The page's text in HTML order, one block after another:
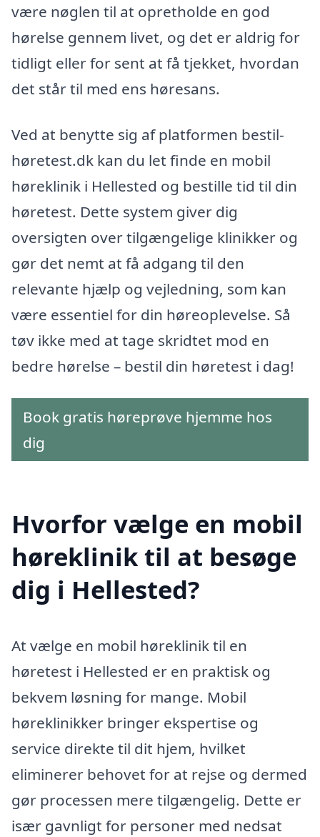
være nøglen til at opretholde en god
hørelse gennem livet, og det er aldrig for
tidligt eller for sent at få tjekket, hvordan
det står til med ens høresans.
Ved at benytte sig af platformen bestil-
høretest.dk kan du let finde en mobil
høreklinik i Hellested og bestille tid til din
høretest. Dette system giver dig
oversigten over tilgængelige klinikker og
gør det nemt at få adgang til den
relevante hjælp og vejledning, som kan
være essentiel for din høreoplevelse. Så
tøv ikke med at tage skridtet mod en
bedre hørelse – bestil din høretest i dag!
Book gratis høreprøve hjemme hos
dig
Hvorfor vælge en mobil
høreklinik til at besøge
dig i Hellested?
At vælge en mobil høreklinik til en
høretest i Hellested er en praktisk og
bekvem løsning for mange. Mobil
høreklinikker bringer ekspertise og
service direkte til dit hjem, hvilket
eliminerer behovet for at rejse og dermed
gør processen mere tilgængelig. Dette er
især gavnligt for personer med nedsat